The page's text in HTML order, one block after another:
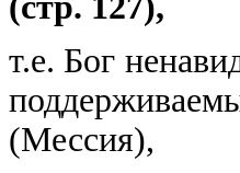
т.е. Бог
(Мессия),